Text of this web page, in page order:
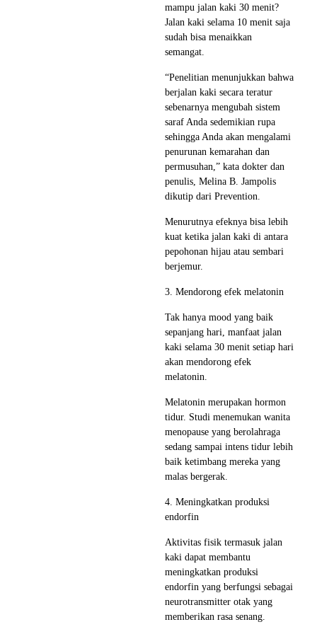
mampu jalan kaki 30 menit?
Jalan kaki selama 10 menit saja
sudah bisa menaikkan
semangat.
“Penelitian menunjukkan bahwa
berjalan kaki secara teratur
sebenarnya mengubah sistem
saraf Anda sedemikian rupa
sehingga Anda akan mengalami
penurunan kemarahan dan
permusuhan,” kata dokter dan
penulis, Melina B. Jampolis
dikutip dari Prevention.
Menurutnya efeknya bisa lebih
kuat ketika jalan kaki di antara
pepohonan hijau atau sembari
berjemur.
3. Mendorong efek melatonin
Tak hanya mood yang baik
sepanjang hari, manfaat jalan
kaki selama 30 menit setiap hari
akan mendorong efek
melatonin.
Melatonin merupakan hormon
tidur. Studi menemukan wanita
menopause yang berolahraga
sedang sampai intens tidur lebih
baik ketimbang mereka yang
malas bergerak.
4. Meningkatkan produksi
endorfin
Aktivitas fisik termasuk jalan
kaki dapat membantu
meningkatkan produksi
endorfin yang berfungsi sebagai
neurotransmitter otak yang
memberikan rasa senang.